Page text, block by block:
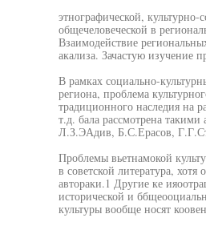
этнографической,
общечеловеческой в
Взаимодействие
акализа. Зачастую изучение
В рамках социально-
региона, проблема
традиционного наследия на
т.д. бала рассмотрена
Л.З.ЭАдив, Б.С.Ерасов,
Проблемы вьетнамокой
в советской литература,
автораки.1 Другие ке
исторической и
культуры вообще носят